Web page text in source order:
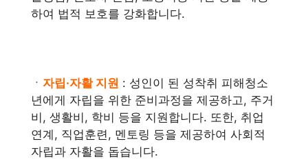
하여 법적 보호를 강화합니다.
ㆍ 자립·자활 지원 : 성인이 된 성착취 피해청소
년에게 자립을 위한 준비과정을 제공하고, 주거
비, 생활비, 학비 등을 지원합니다. 또한, 취업
연계, 직업훈련, 멘토링 등을 제공하여 사회적
자립과 자활을 돕습니다.